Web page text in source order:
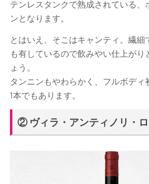
テンレスタンクで熟成されている、
ンとなります。
とはいえ、そこはキャンティ。繊細
も有しているので飲みやい仕上がり
ょう。
タンニンもやわらかく、フルボディ
1本でもあります。
② ヴィラ・アンティノリ・